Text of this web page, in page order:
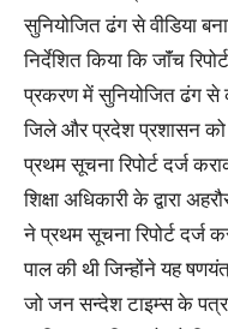
सुनियोजित ढंग से वीडिया
निर्देशित किया कि जाॅंच
प्रकरण में सुनियोजित ढंग से
जिले और प्रदेश प्रशासन
प्रथम सूचना रिपोर्ट दर्ज
शिक्षा अधिकारी के द्वारा
ने प्रथम सूचना रिपोर्ट दर्ज
पाल की थी जिन्होंने यह
जो जन सन्देश टाइम्स के